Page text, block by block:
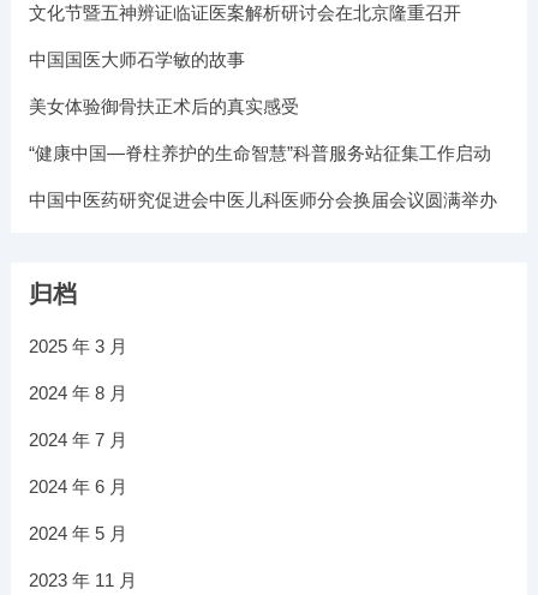
文化节暨五神辨证临证医案解析研讨会在北京隆重召开
中国国医大师石学敏的故事
美女体验御骨扶正术后的真实感受
“健康中国—脊柱养护的生命智慧”科普服务站征集工作启动
中国中医药研究促进会中医儿科医师分会换届会议圆满举办
归档
2025 年 3 月
2024 年 8 月
2024 年 7 月
2024 年 6 月
2024 年 5 月
2023 年 11 月